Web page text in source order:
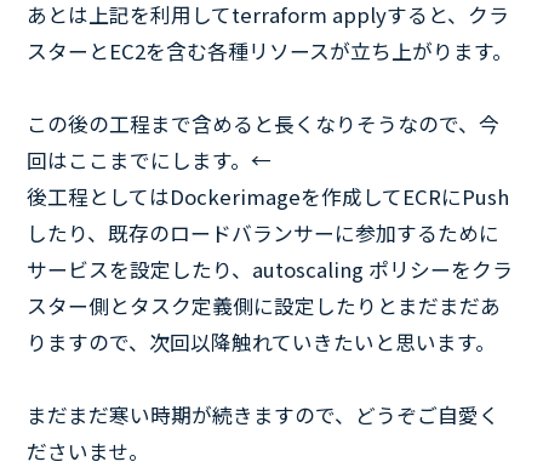
あとは上記を利用してterraform applyすると、クラ
スターとEC2を含む各種リソースが立ち上がります。
この後の工程まで含めると長くなりそうなので、今
回はここまでにします。←
後工程としてはDockerimageを作成してECRにPush
したり、既存のロードバランサーに参加するために
サービスを設定したり、autoscaling ポリシーをクラ
スター側とタスク定義側に設定したりとまだまだあ
りますので、次回以降触れていきたいと思います。
まだまだ寒い時期が続きますので、どうぞご自愛く
ださいませ。